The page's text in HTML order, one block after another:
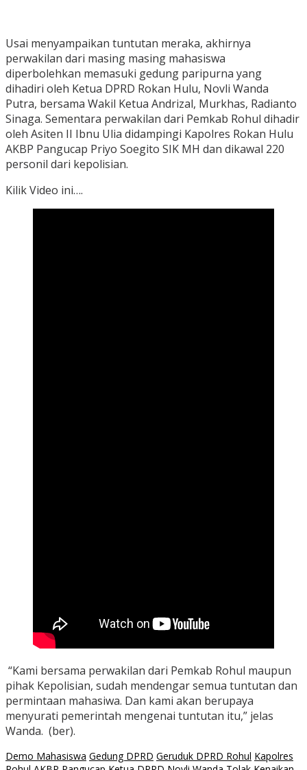
Usai menyampaikan tuntutan meraka, akhirnya
perwakilan dari masing masing mahasiswa
diperbolehkan memasuki gedung paripurna yang
dihadiri oleh Ketua DPRD Rokan Hulu, Novli Wanda
Putra, bersama Wakil Ketua Andrizal, Murkhas, Radianto
Sinaga. Sementara perwakilan dari Pemkab Rohul dihadir
oleh Asiten II Ibnu Ulia didampingi Kapolres Rokan Hulu
AKBP Pangucap Priyo Soegito SIK MH dan dikawal 220
personil dari kepolisian.
Kilik Video ini….
“Kami bersama perwakilan dari Pemkab Rohul maupun
pihak Kepolisian, sudah mendengar semua tuntutan dan
permintaan mahasiwa. Dan kami akan berupaya
menyurati pemerintah mengenai tuntutan itu,” jelas
Wanda. (ber).
Demo Mahasiswa Gedung DPRD Geruduk DPRD Rohul Kapolres